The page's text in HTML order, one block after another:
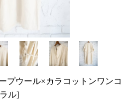
プウール×カラコットンワンコ
ル]